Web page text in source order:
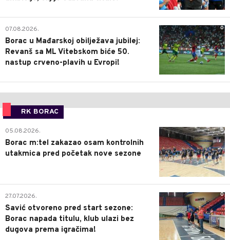
0
07.08.2026.
Borac u Mađarskoj obilježava jubilej:
Revanš sa ML Vitebskom biće 50.
nastup crveno-plavih u Evropi!
RK BORAC
0
05.08.2026.
Borac m:tel zakazao osam kontrolnih
utakmica pred početak nove sezone
0
27.07.2026.
Savić otvoreno pred start sezone:
Borac napada titulu, klub ulazi bez
dugova prema igračima!